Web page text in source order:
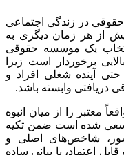
در زندگی اجتماعی
از هر زمان دیگری به
یک موسسه حقوقی
برخوردار است زیرا
آینده شغلی افراد و
دریافتی وابسته باشد.
معتبر را از میان انبوه
سعی شده است ضمن تکیه
شاخص‌های اصلی و
اعتماد، با بیانی ساده